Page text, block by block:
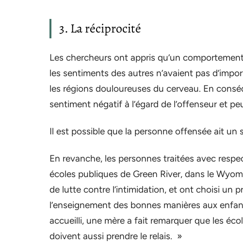
3. La réciprocité
Les chercheurs ont appris qu’un
les sentiments des autres n’avaient pas
les régions douloureuses du cerveau. En
sentiment négatif à l’égard de l’offenseur et
Il est possible que la personne offensée ait un
En revanche, les personnes traitées avec
écoles publiques de Green River, dans le
de lutte contre l’intimidation, et ont choisi un
l’enseignement des bonnes manières aux
accueilli, une mère a fait remarquer que les
doivent aussi prendre le relais. »